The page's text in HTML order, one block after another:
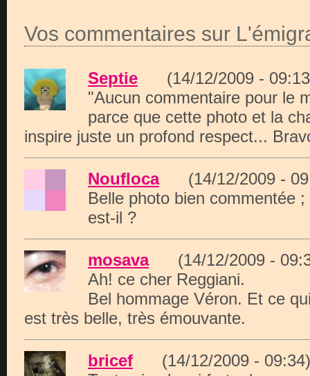
Vos commentaires sur
Septie (14/12/2009 -
"Aucun commentaire pour le
parce que cette photo et la
inspire juste un profond respect...
Noufloca(14/12/2009 -
Belle photo bien commentée
est-il ?
mosava(14/12/2009 -
Ah! ce cher Reggiani.
Bel hommage Véron. Et ce
est très belle, très émouvante.
bricef (14/12/2009 -